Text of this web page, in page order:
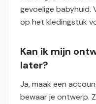
gevoelige babyhuid.
op het kledingstuk
Kan ik mijn
later?
Ja, maak een
bewaar je ontwerp.